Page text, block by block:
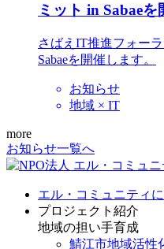
ミット in Sabaeを
さばえIT推進フォー
Sabaeを開催します。
お知らせ
地域 × IT
more
お知らせ一覧へ
エル・コミュニティ
プロジェクト紹介
地域の担い手育成
鯖江市地域活性